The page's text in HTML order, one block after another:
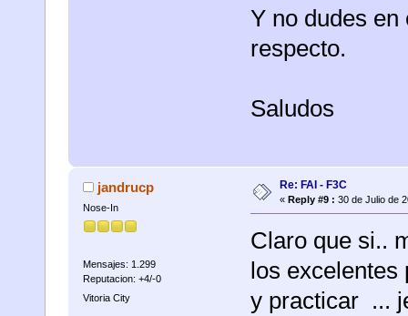
Y no dudes en
respecto.
Saludos
jandrucp
Nose-In
Mensajes: 1.299
Reputacion: +4/-0
Vitoria City
Re: FAI - F3C
« Reply #9 : 30 de Julio de
Claro que si..
los
y practicar ...